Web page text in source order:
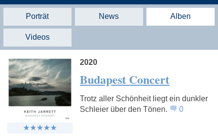
Porträt News Alben
Videos
2020
Budapest Concert
Trotz aller Schönheit liegt ein dunkler
Schleier über den Tönen.
0